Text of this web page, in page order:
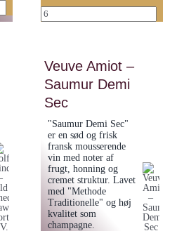
Kahurangi
Nelson
Reserve
Pinot
Rosé
2020
antal
Veuve Amiot –
Saumur Demi
Sec
"Saumur Demi Sec"
er en sød og frisk
fransk mousserende
vin med noter af
frugt, honning og
cremet struktur. Lavet
med "Methode
Traditionelle" og høj
kvalitet som
champagne.